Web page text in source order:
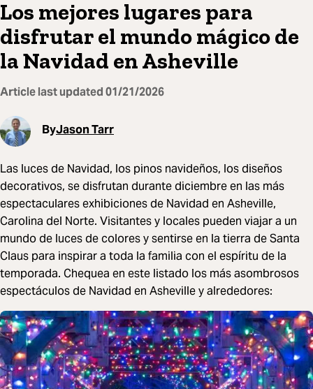
Los mejores lugares para
disfrutar el mundo mágico de
la Navidad en Asheville
Article last updated01/21/2026
ByJason Tarr
Las luces de Navidad, los pinos navideños, los diseños
decorativos, se disfrutan durante diciembre en las más
espectaculares exhibiciones de Navidad en Asheville,
Carolina del Norte. Visitantes y locales pueden viajar a un
mundo de luces de colores y sentirse en la tierra de Santa
Claus para inspirar a toda la familia con el espíritu de la
temporada. Chequea en este listado los más asombrosos
espectáculos de Navidad en Asheville y alrededores: